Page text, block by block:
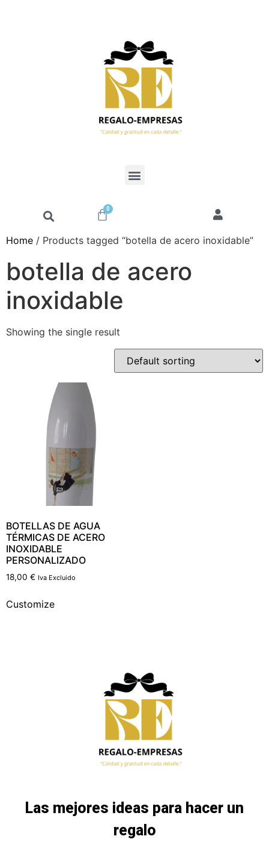
0
Home / Products tagged “botella de acero inoxidable”
botella de acero
inoxidable
Showing the single result
BOTELLAS DE AGUA
TÉRMICAS DE ACERO
INOXIDABLE
PERSONALIZADO
18,00 € Iva Excluido
Customize
Las mejores ideas para hacer un
regalo